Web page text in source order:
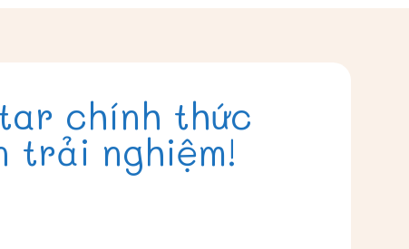
chính thức
trải nghiệm!